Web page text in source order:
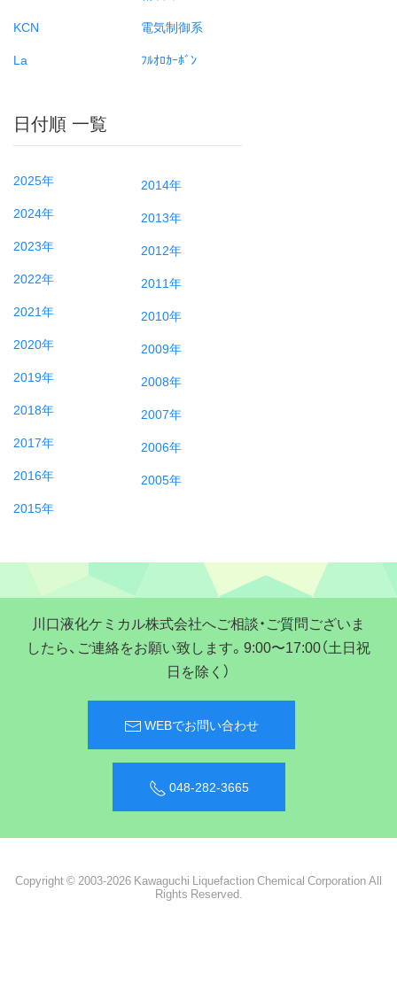
KCN
La
電気制御系
ﾌﾙｵﾛｶｰﾎﾞﾝ
日付順 一覧
2025年
2024年
2023年
2022年
2021年
2020年
2019年
2018年
2017年
2016年
2015年
2014年
2013年
2012年
2011年
2010年
2009年
2008年
2007年
2006年
2005年
川口液化ケミカル株式会社へご相談・ご質問ございま
したら、ご連絡をお願い致します。9:00〜17:00（土日祝
日を除く）
WEBでお問い合わせ
048-282-3665
Copyright © 2003-2026 Kawaguchi Liquefaction Chemical Corporation All
Rights Reserved.